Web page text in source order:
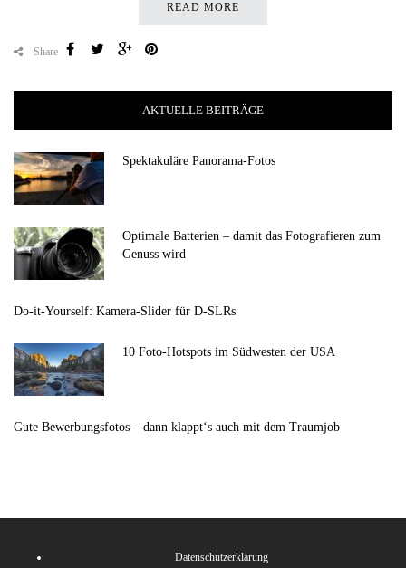
READ MORE
Share
AKTUELLE BEITRÄGE
Spektakuläre Panorama-Fotos
Optimale Batterien – damit das Fotografieren zum
Genuss wird
Do-it-Yourself: Kamera-Slider für D-SLRs
10 Foto-Hotspots im Südwesten der USA
Gute Bewerbungsfotos – dann klappt‘s auch mit dem Traumjob
Datenschutzerklärung